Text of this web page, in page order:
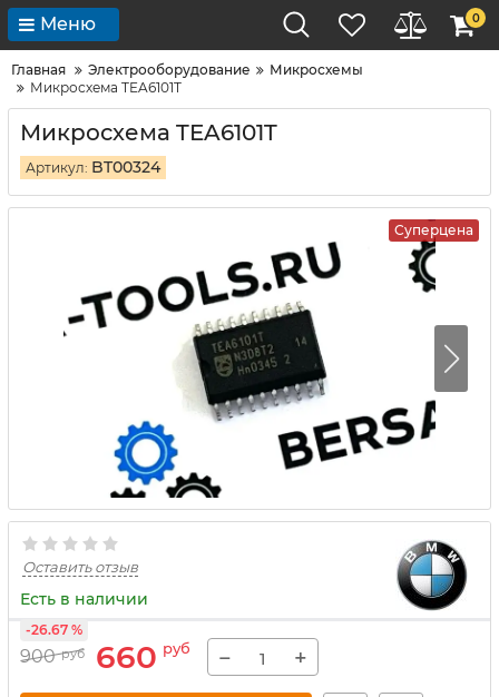
Меню 0
Главная Электрооборудование
Микросхемы
Микросхема TEA6101T
Микросхема TEA6101T
Артикул: BT00324
Суперцена
Оставить отзыв
Есть в наличии
900 руб 660 руб
-26.67 %
− +